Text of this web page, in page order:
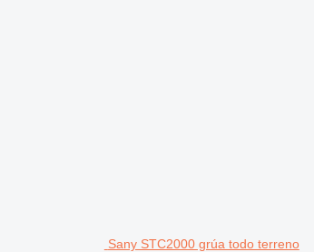
Sany STC2000 grúa todo terreno